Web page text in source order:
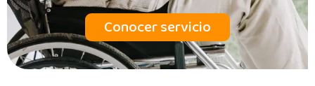
Conocer servicio